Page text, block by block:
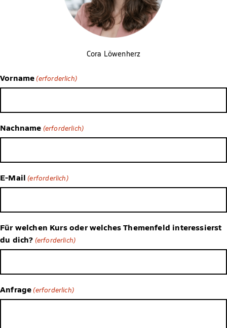
Cora Löwenherz
Vorname (erforderlich)
Nachname (erforderlich)
E-Mail (erforderlich)
Für welchen Kurs oder welches Themenfeld interessierst
du dich? (erforderlich)
Anfrage (erforderlich)